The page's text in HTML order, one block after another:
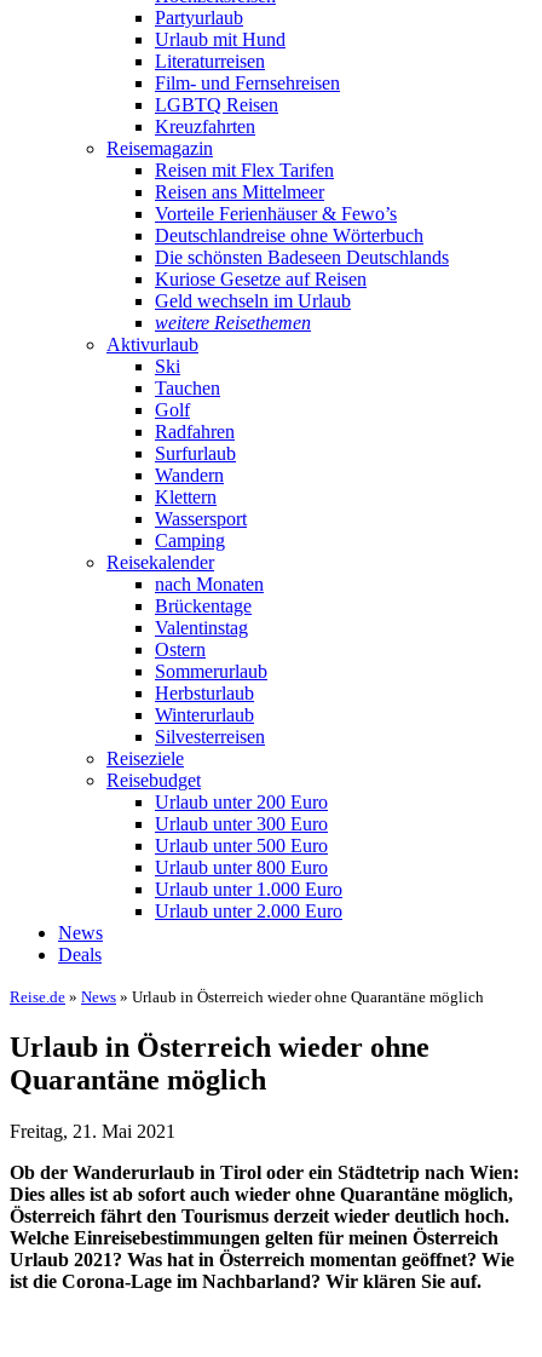
Partyurlaub
Urlaub mit Hund
Literaturreisen
Film- und Fernsehreisen
LGBTQ Reisen
Kreuzfahrten
Reisemagazin
Reisen mit Flex Tarifen
Reisen ans Mittelmeer
Vorteile Ferienhäuser & Fewo’s
Deutschlandreise ohne Wörterbuch
Die schönsten Badeseen Deutschlands
Kuriose Gesetze auf Reisen
Geld wechseln im Urlaub
weitere Reisethemen
Aktivurlaub
Ski
Tauchen
Golf
Radfahren
Surfurlaub
Wandern
Klettern
Wassersport
Camping
Reisekalender
nach Monaten
Brückentage
Valentinstag
Ostern
Sommerurlaub
Herbsturlaub
Winterurlaub
Silvesterreisen
Reiseziele
Reisebudget
Urlaub unter 200 Euro
Urlaub unter 300 Euro
Urlaub unter 500 Euro
Urlaub unter 800 Euro
Urlaub unter 1.000 Euro
Urlaub unter 2.000 Euro
News
Deals
Reise.de » News » Urlaub in Österreich wieder ohne Quarantäne möglich
Urlaub in Österreich wieder ohne
Quarantäne möglich
Freitag, 21. Mai 2021
Ob der Wanderurlaub in Tirol oder ein Städtetrip nach Wien:
Dies alles ist ab sofort auch wieder ohne Quarantäne möglich,
Österreich fährt den Tourismus derzeit wieder deutlich hoch.
Welche Einreisebestimmungen gelten für meinen Österreich
Urlaub 2021? Was hat in Österreich momentan geöffnet? Wie
ist die Corona-Lage im Nachbarland? Wir klären Sie auf.